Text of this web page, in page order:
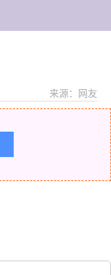
来源：网友